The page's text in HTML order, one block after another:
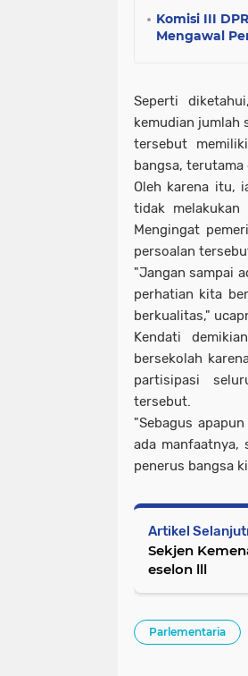
Komisi III
Mengawal
Seperti
kemudian jumlah
tersebut
bangsa, terutama
Oleh karena itu,
tidak melakukan
Mengingat
persoalan
"Jangan sampai
perhatian kita
berkualitas,"
Kendati
bersekolah
partisipasi
tersebut.
"Sebagus
ada manfaatnya,
penerus bangsa
Artikel
Sekjen
eselon lll
Parlementaria